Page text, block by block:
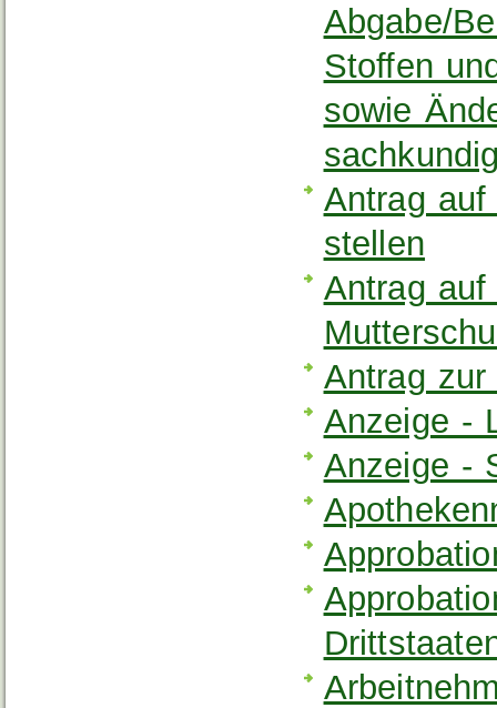
Abgabe/
Stoffen
sowie
Antrag auf
stellen
Antrag
Antrag zur
Anzeige -
Anzeige -